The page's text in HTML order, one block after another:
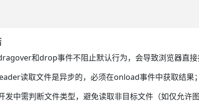
和drop事件不阻止默认行为，会导致浏览器直接
读取文件是异步的，必须在onload事件中获取结果；
发中需判断文件类型，避免读取非目标文件（如仅允许图